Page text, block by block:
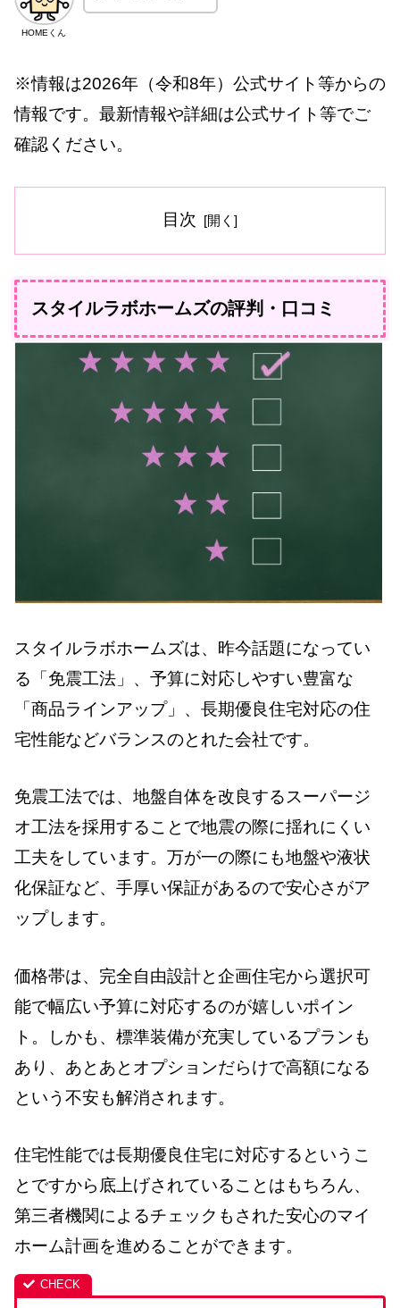
HOMEくん
※情報は2026年（令和8年）公式サイト等からの
情報です。最新情報や詳細は公式サイト等でご
確認ください。
目次
スタイルラボホームズの評判・口コミ
スタイルラボホームズは、昨今話題になってい
る「免震工法」、予算に対応しやすい豊富な
「商品ラインアップ」、長期優良住宅対応の住
宅性能などバランスのとれた会社です。
免震工法では、地盤自体を改良するスーパージ
オ工法を採用することで地震の際に揺れにくい
工夫をしています。万が一の際にも地盤や液状
化保証など、手厚い保証があるので安心さがア
ップします。
価格帯は、完全自由設計と企画住宅から選択可
能で幅広い予算に対応するのが嬉しいポイン
ト。しかも、標準装備が充実しているプランも
あり、あとあとオプションだらけで高額になる
という不安も解消されます。
住宅性能では長期優良住宅に対応するというこ
とですから底上げされていることはもちろん、
第三者機関によるチェックもされた安心のマイ
ホーム計画を進めることができます。